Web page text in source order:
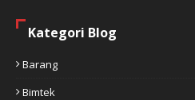
Kategori Blog
Barang
Bimtek